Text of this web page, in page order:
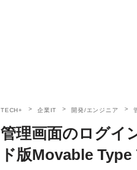
TECH+ 企業IT 開発/エンジニア
管理画面のログイ
ド版Movable Type